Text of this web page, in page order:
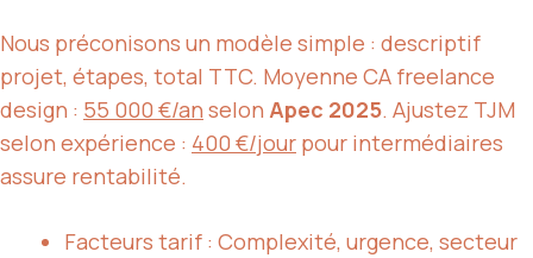
Nous préconisons un modèle simple : descriptif
projet, étapes, total TTC. Moyenne CA freelance
design : 55 000 €/an selon Apec 2025. Ajustez TJM
selon expérience : 400 €/jour pour intermédiaires
assure rentabilité.
Facteurs tarif : Complexité, urgence, secteur